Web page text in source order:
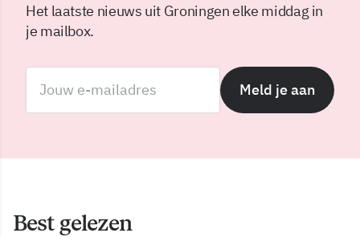
Het laatste nieuws uit Groningen elke middag in
je mailbox.
Meld je aan
Best gelezen